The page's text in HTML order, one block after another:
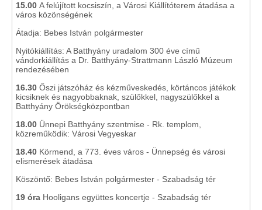
15.00 A felújított kocsiszín, a Városi Kiállítóterem átadása a
város közönségének
Átadja: Bebes István polgármester
Nyitókiállítás: A Batthyány uradalom 300 éve című
vándorkiállítás a Dr. Batthyány-Strattmann László Múzeum
rendezésében
16.30 Őszi játszóház és kézműveskedés, körtáncos játékok
kicsiknek és nagyobbaknak, szülőkkel, nagyszülőkkel a
Batthyány Örökségközpontban
18.00 Ünnepi Batthyány szentmise - Rk. templom,
közreműködik: Városi Vegyeskar
18.40 Körmend, a 773. éves város - Ünnepség és városi
elismerések átadása
Köszöntő: Bebes István polgármester - Szabadság tér
19 óra Hooligans együttes koncertje - Szabadság tér